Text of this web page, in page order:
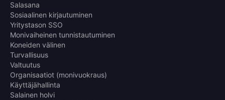
Salasana
Sosiaalinen kirjautuminen
Yritystason SSO
Monivaiheinen tunnistautuminen
Koneiden välinen
Turvallisuus
Valtuutus
Organisaatiot (monivuokraus)
Käyttäjähallinta
Salainen holvi